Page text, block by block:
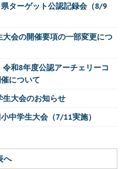
ターゲット公認記録会（8/9
会の開催要項の一部変更につ
和8年度公認アーチェリーコ
について
生大会のお知らせ
中学生大会（7/11実施）
へ